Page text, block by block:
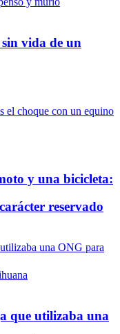
vida de un
y una bicicleta:
reservado
que utilizaba una